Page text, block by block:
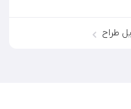
طراح